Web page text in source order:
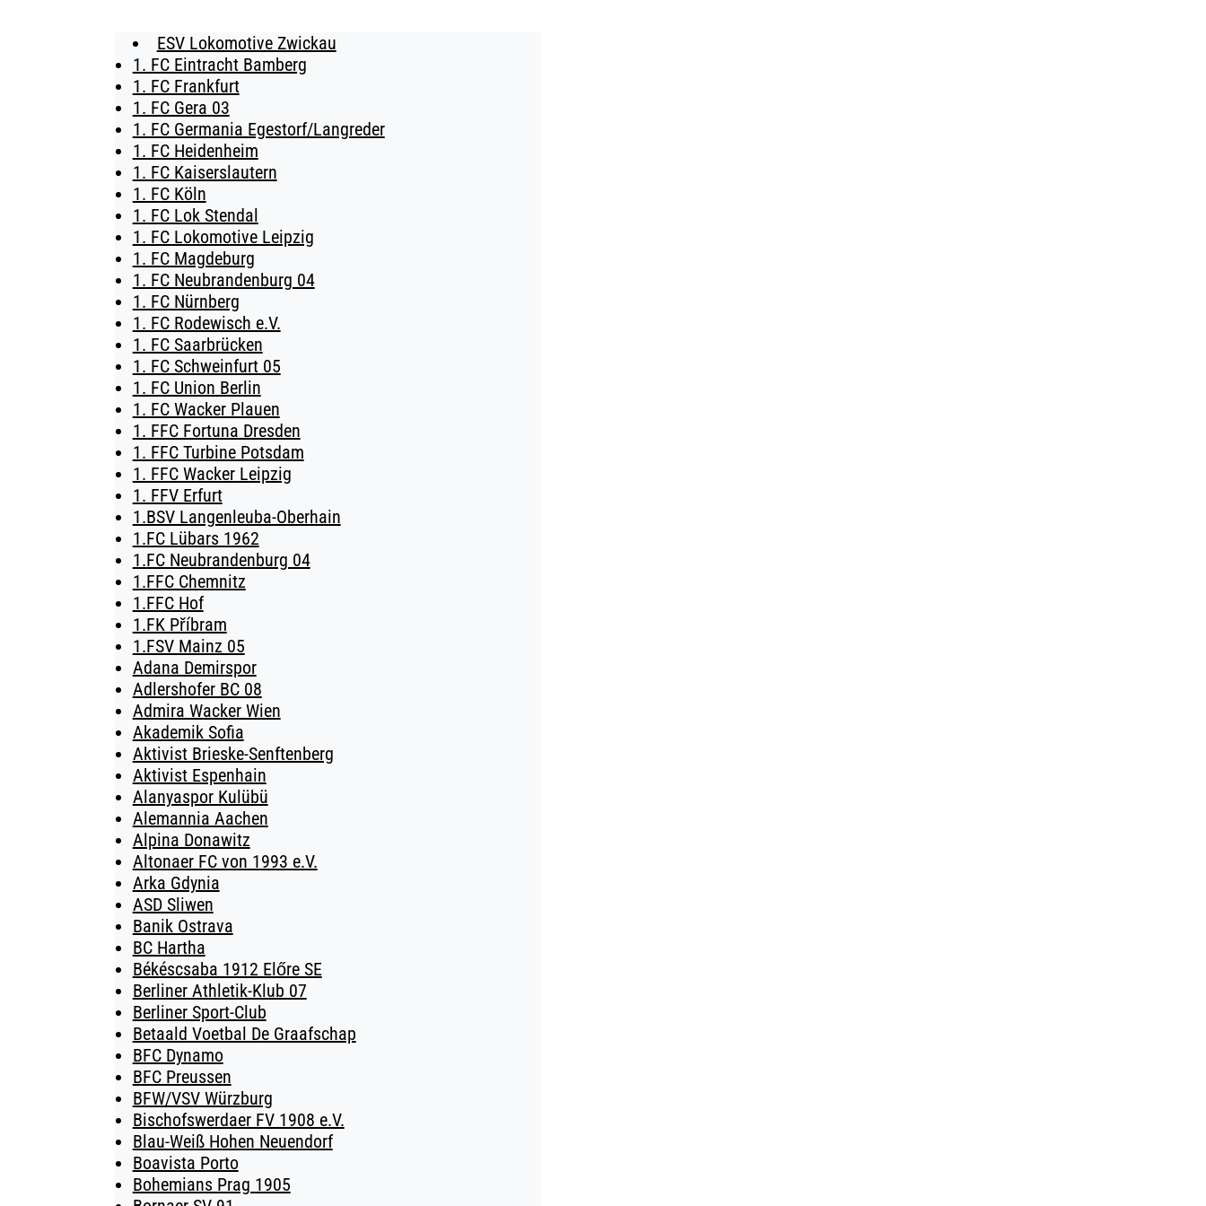
BUSINESS
SÜDKURVE
TICKETING
ESV Lokomotive Zwickau
1. FC Eintracht Bamberg
1. FC Frankfurt
1. FC Gera 03
1. FC Germania Egestorf/Langreder
1. FC Heidenheim
1. FC Kaiserslautern
1. FC Köln
1. FC Lok Stendal
1. FC Lokomotive Leipzig
1. FC Magdeburg
1. FC Neubrandenburg 04
1. FC Nürnberg
1. FC Rodewisch e.V.
1. FC Saarbrücken
1. FC Schweinfurt 05
1. FC Union Berlin
1. FC Wacker Plauen
1. FFC Fortuna Dresden
1. FFC Turbine Potsdam
1. FFC Wacker Leipzig
1. FFV Erfurt
1.BSV Langenleuba-Oberhain
1.FC Lübars 1962
1.FC Neubrandenburg 04
1.FFC Chemnitz
1.FFC Hof
1.FK Příbram
1.FSV Mainz 05
Adana Demirspor
Adlershofer BC 08
Admira Wacker Wien
Akademik Sofia
Aktivist Brieske-Senftenberg
Aktivist Espenhain
Alanyaspor Kulübü
Alemannia Aachen
Alpina Donawitz
Altonaer FC von 1993 e.V.
Arka Gdynia
ASD Sliwen
Banik Ostrava
BC Hartha
Békéscsaba 1912 Előre SE
Berliner Athletik-Klub 07
Berliner Sport-Club
Betaald Voetbal De Graafschap
BFC Dynamo
BFC Preussen
BFW/VSV Würzburg
Bischofswerdaer FV 1908 e.V.
Blau-Weiß Hohen Neuendorf
Boavista Porto
Bohemians Prag 1905